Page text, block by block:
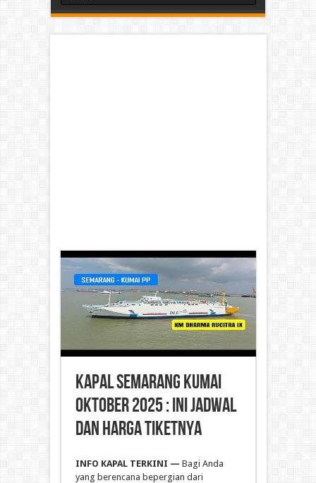
Kapal Semarang Kumai
Oktober 2025 : Ini Jadwal
dan Harga Tiketnya
INFO KAPAL TERKINI — Bagi Anda
yang berencana bepergian dari